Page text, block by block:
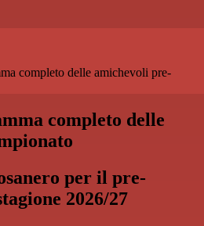
completo delle amichevoli pre-
completo delle
per il pre-
2026/27